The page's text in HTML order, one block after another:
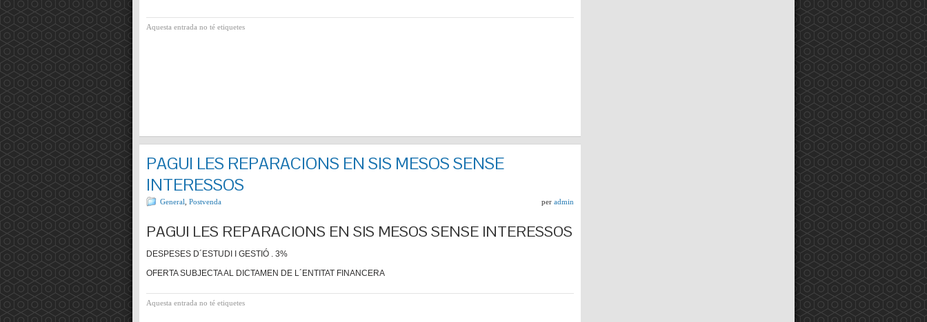
Aquesta entrada no té etiquetes
PAGUI LES REPARACIONS EN SIS MESOS SENSE
INTERESSOS
General Postvenda per admin
PAGUI LES REPARACIONS EN SIS MESOS SENSE INTERESSOS
DESPESES D´ESTUDI I GESTIÓ . 3%
OFERTA SUBJECTA AL DICTAMEN DE L´ENTITAT FINANCERA
Aquesta entrada no té etiquetes